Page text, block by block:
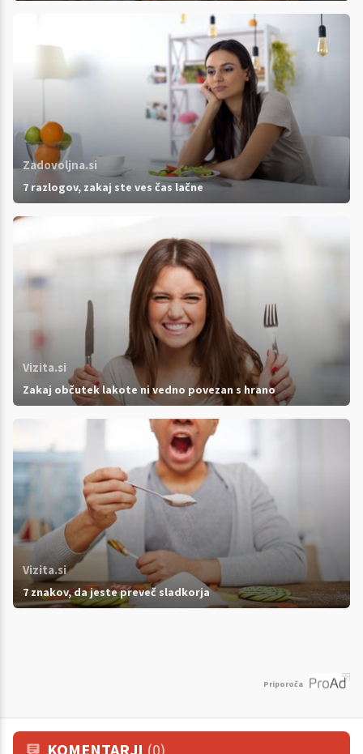
Zadovoljna.si
7 razlogov, zakaj ste ves čas lačne
Vizita.si
Zakaj občutek lakote ni vedno povezan s hrano
Vizita.si
7 znakov, da jeste preveč sladkorja
Priporoča
KOMENTARJI (0)